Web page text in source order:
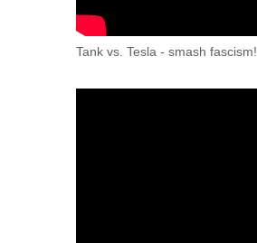
Tank vs. Tesla - smash fascism!